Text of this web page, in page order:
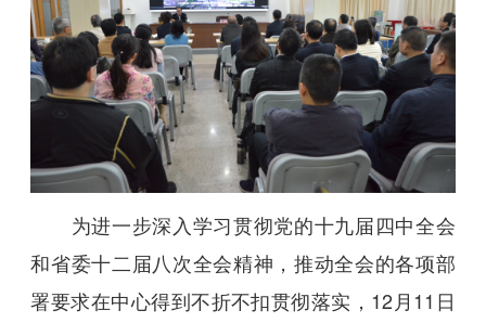
为进一步深入学习贯彻党的十九届四中全会
和省委十二届八次全会精神，推动全会的各项部
署要求在中心得到不折不扣贯彻落实，12月11日